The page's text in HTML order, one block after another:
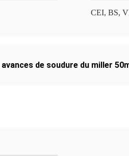
CEI, BS,
avances de soudure du miller